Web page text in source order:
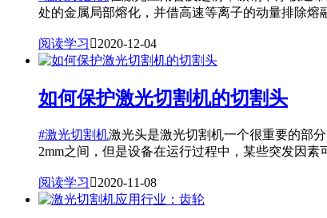
处的金属局部熔化，并借高速等离子的动量排除熔
阅读学习 2020-12-04
如何保护激光切割机的切割头
#激光切割机激光头是激光切割机一个很重要的部
2mm之间，但是设备在运行过程中，某些突发因素
阅读学习 2020-11-08